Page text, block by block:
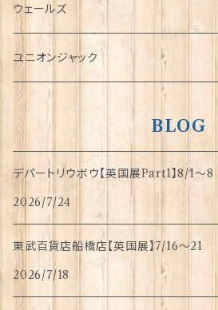
傘
指貫(シンブル)
ウェールズ
ユニオンジャック
BLOG
デパートリウボウ【英国展Part1】8/1〜8
2026/7/24
東武百貨店船橋店【英国展】7/16～21
2026/7/18